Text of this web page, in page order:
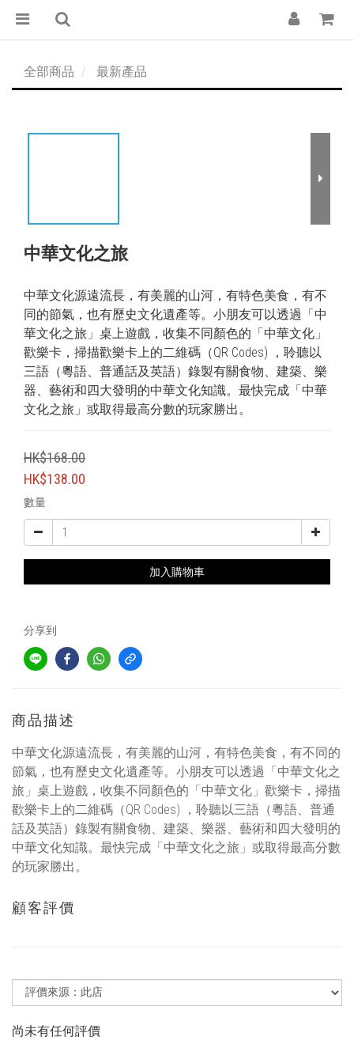
全部商品 最新產品
中華文化之旅
中華文化源遠流長，有美麗的山河，有特色美食，有不
同的節氣，也有歷史文化遺產等。小朋友可以透過「中
華文化之旅」桌上遊戲，收集不同顏色的「中華文化」
歡樂卡，掃描歡樂卡上的二維碼（QR Codes) ，聆聽以
三語（粵語、普通話及英語）錄製有關食物、建築、樂
器、藝術和四大發明的中華文化知識。最快完成「中華
文化之旅」或取得最高分數的玩家勝出。
HK$168.00
HK$138.00
數量
加入購物車
分享到
商品描述
中華文化源遠流長，有美麗的山河，有特色美食，有不同的
節氣，也有歷史文化遺產等。小朋友可以透過「中華文化之
旅」桌上遊戲，收集不同顏色的「中華文化」歡樂卡，掃描
歡樂卡上的二維碼（QR Codes) ，聆聽以三語（粵語、普通
話及英語）錄製有關食物、建築、樂器、藝術和四大發明的
中華文化知識。最快完成「中華文化之旅」或取得最高分數
的玩家勝出。
顧客評價
尚未有任何評價